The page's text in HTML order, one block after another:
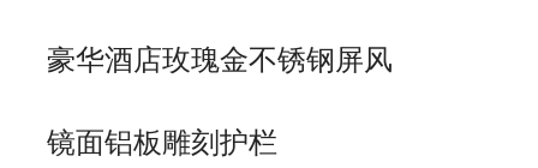
豪华酒店玫瑰金不锈钢屏风
镜面铝板雕刻护栏